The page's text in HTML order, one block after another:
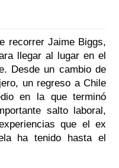
recorrer Jaime Biggs,
llegar al lugar en el
Desde un cambio de
un regreso a Chile
en la que terminó
salto laboral,
que el ex
ha tenido hasta el